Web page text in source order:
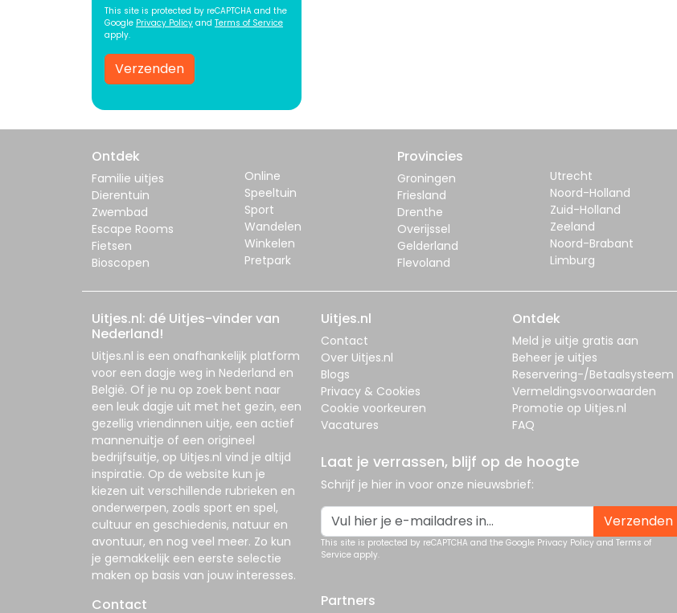
This site is protected by reCAPTCHA and the
Google Privacy Policy and Terms of Service
apply.
Verzenden
Ontdek
Familie uitjes
Dierentuin
Zwembad
Escape Rooms
Fietsen
Bioscopen
Online
Speeltuin
Sport
Wandelen
Winkelen
Pretpark
Provincies
Groningen
Friesland
Drenthe
Overijssel
Gelderland
Flevoland
Utrecht
Noord-Holland
Zuid-Holland
Zeeland
Noord-Brabant
Limburg
Uitjes.nl: dé Uitjes-vinder van
Nederland!
Uitjes.nl is een onafhankelijk platform
voor een dagje weg in Nederland en
België. Of je nu op zoek bent naar
een leuk dagje uit met het gezin, een
gezellig vriendinnen uitje, een actief
mannenuitje of een origineel
bedrijfsuitje, op Uitjes.nl vind je altijd
inspiratie. Op de website kun je
kiezen uit verschillende rubrieken en
onderwerpen, zoals sport en spel,
cultuur en geschiedenis, natuur en
avontuur, en nog veel meer. Zo kun
je gemakkelijk een eerste selectie
maken op basis van jouw interesses.
Contact
Uitjes.nl
Contact
Over Uitjes.nl
Blogs
Privacy & Cookies
Cookie voorkeuren
Vacatures
Ontdek
Meld je uitje gratis aan
Beheer je uitjes
Reservering-/Betaalsysteem
Vermeldingsvoorwaarden
Promotie op Uitjes.nl
FAQ
Laat je verrassen, blijf op de hoogte
Schrijf je hier in voor onze nieuwsbrief:
Verzenden
This site is protected by reCAPTCHA and the Google Privacy Policy and Terms of
Service apply.
Partners